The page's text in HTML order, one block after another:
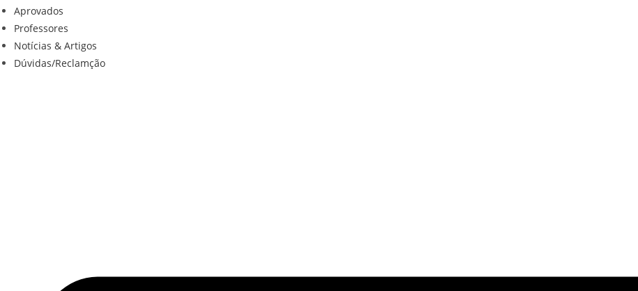
Aprovados
Professores
Notícias & Artigos
Dúvidas/Reclamção